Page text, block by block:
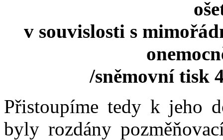
v souvislosti s
/sněmovní tisk
Přistoupíme tedy k jeho
byly rozdány